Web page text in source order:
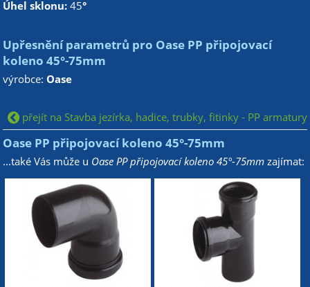
Úhel sklonu:45°
Upřesnění parametrů pro Oase PP připojovací
koleno 45°-75mm
výrobce:Oase
přejít na Stavba jezírka, hadice, trubky, fitinky - PP armatury
Oase PP připojovací koleno 45°-75mm
...také Vás může u Oase PP připojovací koleno 45°-75mm zajímat: